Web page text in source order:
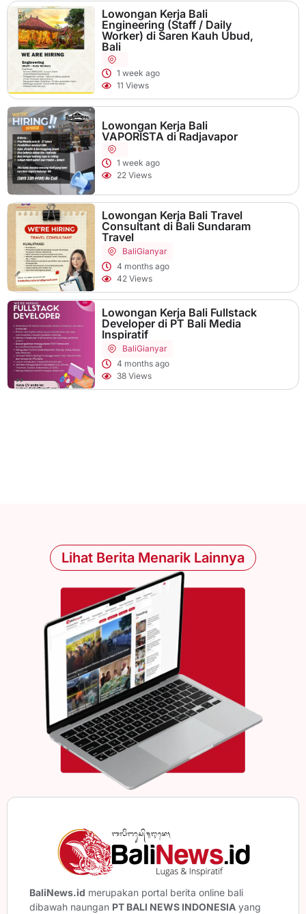
Lowongan Kerja Bali
Engineering (Staff / Daily
Worker) di Saren Kauh Ubud,
Bali
1 week ago
11 Views
Lowongan Kerja Bali
VAPORISTA di Radjavapor
1 week ago
22 Views
Lowongan Kerja Bali Travel
Consultant di Bali Sundaram
Travel
BaliGianyar
4 months ago
42 Views
Lowongan Kerja Bali Fullstack
Developer di PT Bali Media
Inspiratif
BaliGianyar
4 months ago
38 Views
Lihat Berita Menarik Lainnya
BaliNews.id merupakan portal berita online bali
dibawah naungan PT BALI NEWS INDONESIA yang